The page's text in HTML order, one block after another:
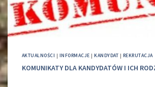
AKTUALNOŚCI | INFORMACJE |KANDYDAT | REKRUTACJA
KOMUNIKATY DLA KANDYDATÓW I ICH